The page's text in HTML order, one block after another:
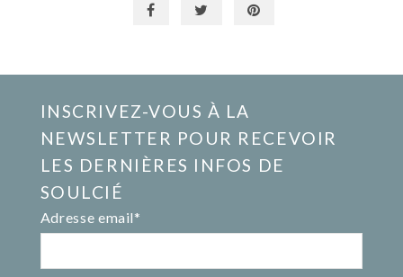
INSCRIVEZ-VOUS À LA
NEWSLETTER POUR RECEVOIR
LES DERNIÈRES INFOS DE
SOULCIÉ
Adresse email*